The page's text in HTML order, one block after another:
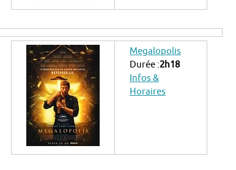
Megalopolis
Durée :2h18
Infos &
Horaires